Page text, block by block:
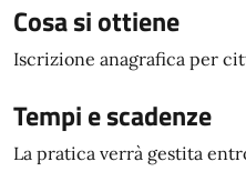
Cosa si ottiene
Iscrizione anagrafica per
Tempi e scadenze
La pratica verrà gestita